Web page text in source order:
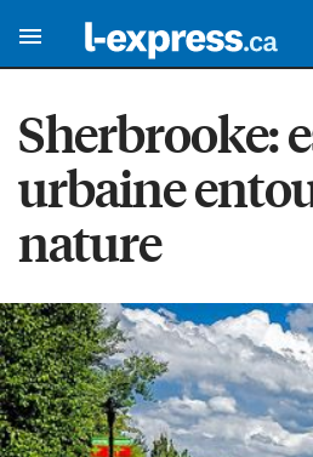
Sherbrooke:
urbaine
nature